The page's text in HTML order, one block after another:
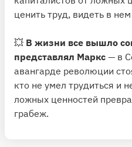
ценить труд, видеть в
💥 В жизни все вышло
представлял Маркс — в
авангарде революции
кто не умел трудиться и
ложных ценностей
грабеж.